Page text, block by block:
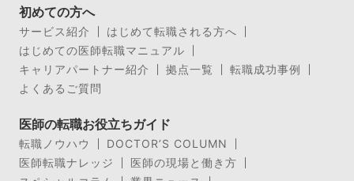
初めての方へ
サービス紹介
はじめて転職される方へ
はじめての医師転職マニュアル
キャリアパートナー紹介
拠点一覧
転職成功事例
よくあるご質問
医師の転職お役立ちガイド
転職ノウハウ
DOCTOR’S COLUMN
医師転職ナレッジ
医師の現場と働き方